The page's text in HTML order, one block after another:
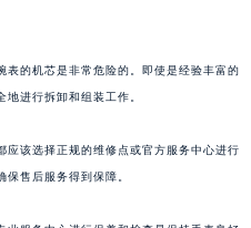
表的机芯是非常危险的。即使是经验丰富的
进行拆卸和组装工作。
应该选择正规的维修点或官方服务中心进行
保售后服务得到保障。